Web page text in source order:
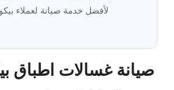
لأفضل خدمة صيانة لعملاء
صيانة غسالات اطباق